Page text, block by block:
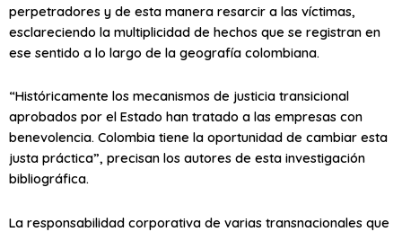
perpetradores y de esta manera resarcir a las víctimas,
esclareciendo la multiplicidad de hechos que se registran en
ese sentido a lo largo de la geografía colombiana.
“Históricamente los mecanismos de justicia transicional
aprobados por el Estado han tratado a las empresas con
benevolencia. Colombia tiene la oportunidad de cambiar esta
justa práctica”, precisan los autores de esta investigación
bibliográfica.
La responsabilidad corporativa de varias transnacionales que